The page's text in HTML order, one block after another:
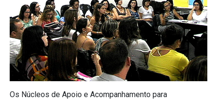
Os Núcleos de Apoio e Acompanhamento para